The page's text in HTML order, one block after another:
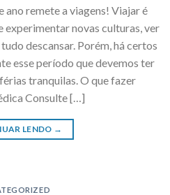
ano remete a viagens! Viajar é
experimentar novas culturas, ver
descansar. Porém, há certos
esse período que devemos ter
tranquilas. O que fazer
Consulte […]
LENDO →